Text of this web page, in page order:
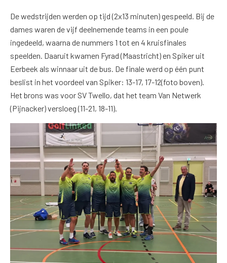
De wedstrijden werden op tijd (2x13 minuten) gespeeld. Bij de
dames waren de vijf deelnemende teams in een poule
ingedeeld, waarna de nummers 1 tot en 4 kruisfinales
speelden. Daaruit kwamen Fyrad (Maastricht) en Spiker uit
Eerbeek als winnaar uit de bus. De finale werd op één punt
beslist in het voordeel van Spiker: 13-17, 17-12(foto boven).
Het brons was voor SV Twello, dat het team Van Netwerk
(Pijnacker) versloeg (11-21, 18-11).